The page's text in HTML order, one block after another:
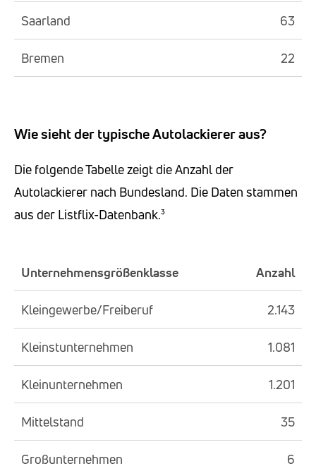
Saarland 63
Bremen 22
Wie sieht der typische Autolackierer aus?
Die folgende Tabelle zeigt die Anzahl der
Autolackierer nach Bundesland. Die Daten stammen
aus der Listflix-Datenbank.³
Unternehmensgrößenklasse Anzahl
Kleingewerbe/Freiberuf 2.143
Kleinstunternehmen 1.081
Kleinunternehmen 1.201
Mittelstand 35
Großunternehmen 6